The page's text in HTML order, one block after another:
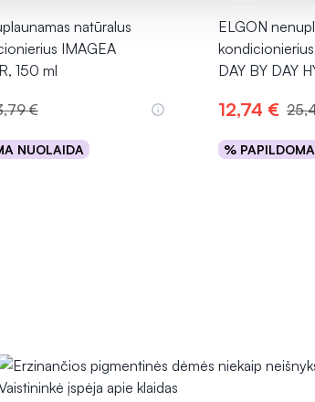
natūralus
IMAGEA
150 ml
€
NUOLAIDA
Į krepšelį
ELGON
DAY BY DAY
12,74 €
%
Į